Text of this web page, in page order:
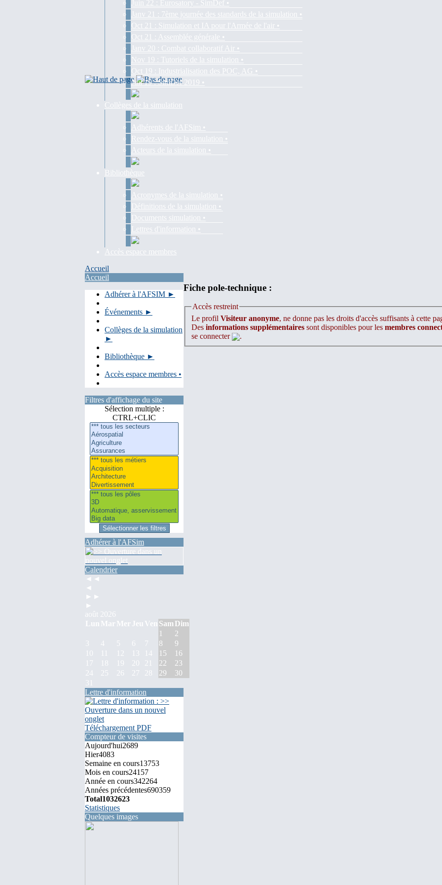
Juin 22 : Eurosatory - SimDef •
Janv 21 : 7ème journée des standards de la simulation •
Oct 21 : Simulation et IA pour l'Armée de l'air •
Oct 21 : Assemblée générale •
Janv 20 : Combat collaboratif Air •
Nov 19 : Tutoriels de la simulation •
Oct 19 : Industrialisation des POC, AG •
Juil 19 : SimDef 2019 •
Collèges de la simulation
Adhérents de l'AFSim •
Rendez-vous de la simulation •
Acteurs de la simulation •
Bibliothèque
Acronymes de la simulation •
Définitions de la simulation •
Documents simulation •
Lettres d'information •
Accès espace membres
Accueil
Accueil
Adhérer à l'AFSIM ►
Événements ►
Collèges de la simulation
►
Bibliothèque ►
Accès espace membres •
Filtres d'affichage du site
Sélection multiple :
CTRL+CLIC
Adhérer à l'AFSim
Calendrier
◄◄
◄
►►
►
août 2026
Lun Mar Mer Jeu Ven Sam Dim
1
2
3
4 5 6 7 8
9
10
11 12 13 14 15
16
17
18 19 20 21 22
23
24
25 26 27 28 29
30
31
Lettre d'information
Téléchargement PDF
Compteur de visites
Aujourd'hui2689
Hier4083
Semaine en cours13753
Mois en cours24157
Année en cours342264
Années précédentes690359
Total1032623
Statistiques
Quelques images
Fiche pole-technique :
Accès restreint
Le profil Visiteur anonyme, ne donne pas les droits d'accès suffisants à cette
Des informations supplémentaires sont disponibles pour les membres
se connecter
.